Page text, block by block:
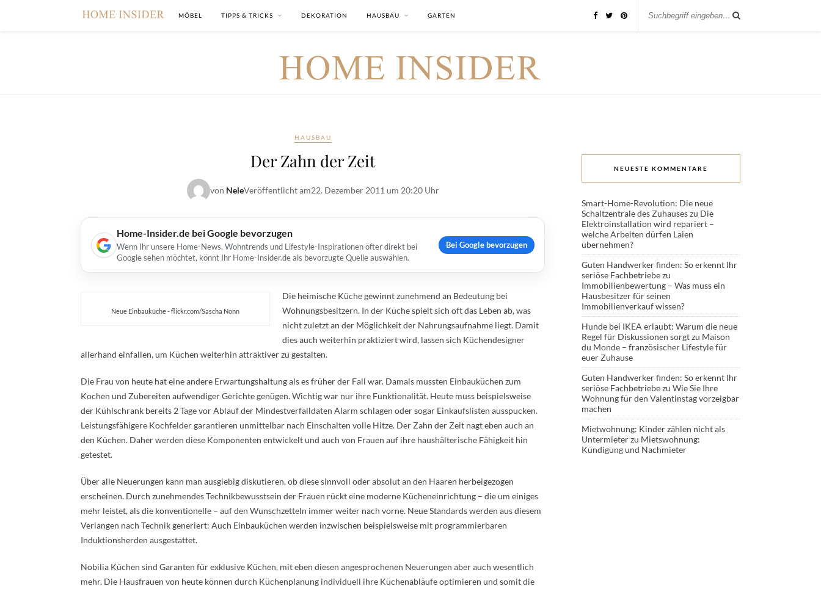
MÖBEL TIPPS & TRICKS DEKORATION HAUSBAU GARTEN
HAUSBAU
Der Zahn der Zeit
von NeleVeröffentlicht am22. Dezember 2011 um 20:20 Uhr
Home-Insider.de bei Google bevorzugen
Wenn Ihr unsere Home-News, Wohntrends und Lifestyle-Inspirationen öfter direkt bei
Google sehen möchtet, könnt Ihr Home-Insider.de als bevorzugte Quelle auswählen.
Bei Google bevorzugen
Neue Einbauküche - flickr.com/Sascha Nonn
Die heimische Küche gewinnt zunehmend an Bedeutung bei
Wohnungsbesitzern. In der Küche spielt sich oft das Leben ab, was
nicht zuletzt an der Möglichkeit der Nahrungsaufnahme liegt. Damit
dies auch weiterhin praktiziert wird, lassen sich Küchendesigner
allerhand einfallen, um Küchen weiterhin attraktiver zu gestalten.
Die Frau von heute hat eine andere Erwartungshaltung als es früher der Fall war. Damals mussten Einbauküchen zum
Kochen und Zubereiten aufwendiger Gerichte genügen. Wichtig war nur ihre Funktionalität. Heute muss beispielsweise
der Kühlschrank bereits 2 Tage vor Ablauf der Mindestverfalldaten Alarm schlagen oder sogar Einkaufslisten ausspucken.
Leistungsfähigere Kochfelder garantieren unmittelbar nach Einschalten volle Hitze. Der Zahn der Zeit nagt eben auch an
den Küchen. Daher werden diese Komponenten entwickelt und auch von Frauen auf ihre haushälterische Fähigkeit hin
getestet.
Über alle Neuerungen kann man ausgiebig diskutieren, ob diese sinnvoll oder absolut an den Haaren herbeigezogen
erscheinen. Durch zunehmendes Technikbewusstsein der Frauen rückt eine moderne Kücheneinrichtung – die um einiges
mehr leistet, als die konventionelle – auf den Wunschzetteln immer weiter nach vorne. Neue Standards werden aus diesem
Verlangen nach Technik generiert: Auch Einbauküchen werden inzwischen beispielsweise mit programmierbaren
Induktionsherden ausgestattet.
Nobilia Küchen sind Garanten für exklusive Küchen, mit eben diesen angesprochenen Neuerungen aber auch wesentlich
mehr. Die Hausfrauen von heute können durch Küchenplanung individuell ihre Küchenabläufe optimieren und somit die
NEUESTE KOMMENTARE
Smart-Home-Revolution: Die neue
Schaltzentrale des Zuhauseszu Die
Elektroinstallation wird repariert –
welche Arbeiten dürfen Laien
übernehmen?
Guten Handwerker finden: So erkennt Ihr
seriöse Fachbetriebezu
Immobilienbewertung – Was muss ein
Hausbesitzer für seinen
Immobilienverkauf wissen?
Hunde bei IKEA erlaubt: Warum die neue
Regel für Diskussionen sorgtzu Maison
du Monde – französischer Lifestyle für
euer Zuhause
Guten Handwerker finden: So erkennt Ihr
seriöse Fachbetriebezu Wie Sie Ihre
Wohnung für den Valentinstag vorzeigbar
machen
Mietwohnung: Kinder zählen nicht als
Untermieterzu Mietswohnung:
Kündigung und Nachmieter